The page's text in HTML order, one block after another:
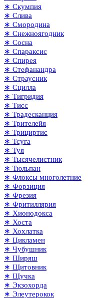
∗ Скумпия
∗ Слива
∗ Смородина
∗ Снежноягодник
∗ Сосна
∗ Спараксис
∗ Спирея
∗ Стефанандра
∗ Страусник
∗ Сцилла
∗ Тигридия
∗ Тисс
∗ Традесканция
∗ Трителейя
∗ Трициртис
∗ Тсуга
∗ Туя
∗ Тысячелистник
∗ Тюльпан
∗ Флоксы многолетние
∗ Форзиция
∗ Фрезия
∗ Фритиллярия
∗ Хионодокса
∗ Хоста
∗ Хохлатка
∗ Цикламен
∗ Чубушник
∗ Ширяш
∗ Щитовник
∗ Щучка
∗ Экзохорда
∗ Элеутерокок